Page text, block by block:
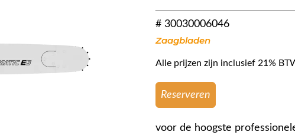
# 30030006046
Zaagbladen
Alle prijzen zijn inclusief 21%
Reserveren
voor de hoogste